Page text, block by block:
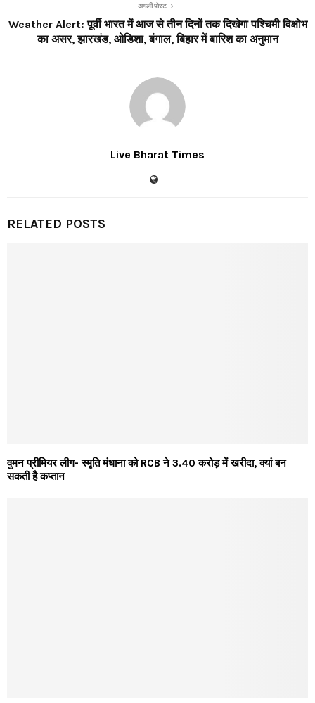
अगली पोस्ट
Weather Alert: पूर्वी भारत में आज से तीन दिनों तक दिखेगा पश्चिमी विक्षोभ
का असर, झारखंड, ओडिशा, बंगाल, बिहार में बारिश का अनुमान
Live Bharat Times
RELATED POSTS
वुमन प्रीमियर लीग- स्मृति मंधाना को RCB ने 3.40 करोड़ में खरीदा, क्यां बन
सकती है कप्तान